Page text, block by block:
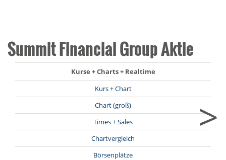
Summit Financial Group Aktie
Kurse + Charts + Realtime
Kurs + Chart
Chart (groß)
Times + Sales
Chartvergleich
Börsenplätze
>